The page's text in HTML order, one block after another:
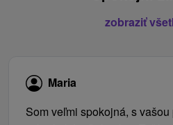
zobraziť
Maria
Som veľmi spokojná, s